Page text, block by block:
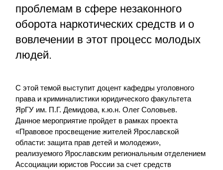
проблемам в сфере незаконного
оборота наркотических средств и о
вовлечении в этот процесс молодых
людей.
С этой темой выступит доцент кафедры уголовного
права и криминалистики юридического факультета
ЯрГУ им. П.Г. Демидова, к.ю.н. Олег Соловьев.
Данное мероприятие пройдет в рамках проекта
«Правовое просвещение жителей Ярославской
области: защита прав детей и молодежи»,
реализуемого Ярославским региональным отделением
Ассоциации юристов России за счет средств